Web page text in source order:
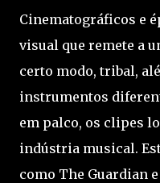
Cinematográficos e
visual que remete a
certo modo, tribal,
instrumentos
em palco, os clipes
indústria musical.
como The Guardian